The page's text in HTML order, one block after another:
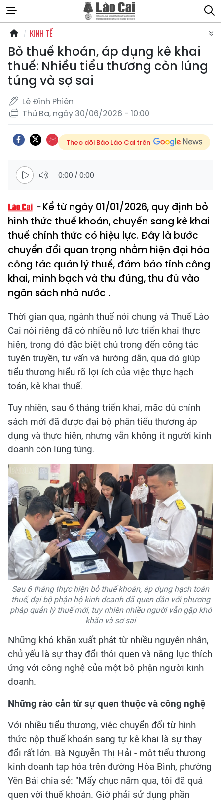
KINH TẾ
Bỏ thuế khoán, áp dụng kê khai
thuế: Nhiều tiểu thương còn lúng
túng và sợ sai
Lê Đình Phiên
Thứ Ba, ngày 30/06/2026 - 10:00
Theo dõi Báo Lào Cai trên
0:00 /0:00
Kể từ ngày 01/01/2026, quy định bỏ
hình thức thuế khoán, chuyển sang kê khai
thuế chính thức có hiệu lực. Đây là bước
chuyển đổi quan trọng nhằm hiện đại hóa
công tác quản lý thuế, đảm bảo tính công
khai, minh bạch và thu đúng, thu đủ vào
ngân sách nhà nước .
Thời gian qua, ngành thuế nói chung và Thuế Lào
Cai nói riêng đã có nhiều nỗ lực triển khai thực
hiện, trong đó đặc biệt chú trọng đến công tác
tuyên truyền, tư vấn và hướng dẫn, qua đó giúp
tiểu thương hiểu rõ lợi ích của việc thực hạch
toán, kê khai thuế.
Tuy nhiên, sau 6 tháng triển khai, mặc dù chính
sách mới đã được đại bộ phận tiểu thương áp
dụng và thực hiện, nhưng vẫn không ít người kinh
doanh còn lúng túng.
Sau 6 tháng thực hiện bỏ thuế khoán, áp dụng hạch toán
thuế, đại bộ phận hộ kinh doanh đã quen dần với phương
pháp quản lý thuế mới, tuy nhiên nhiều người vẫn gặp khó
khăn và sợ sai
Những khó khăn xuất phát từ nhiều nguyên nhân,
chủ yếu là sự thay đổi thói quen và năng lực thích
ứng với công nghệ của một bộ phận người kinh
doanh.
Những rào cản từ sự quen thuộc và công nghệ
Với nhiều tiểu thương, việc chuyển đổi từ hình
thức nộp thuế khoán sang tự kê khai là sự thay
đổi rất lớn. Bà Nguyễn Thị Hải - một tiểu thương
kinh doanh tạp hóa trên đường Hòa Bình, phường
Yên Bái chia sẻ: "Mấy chục năm qua, tôi đã quá
quen với thuế khoán. Giờ phải sử dụng phần